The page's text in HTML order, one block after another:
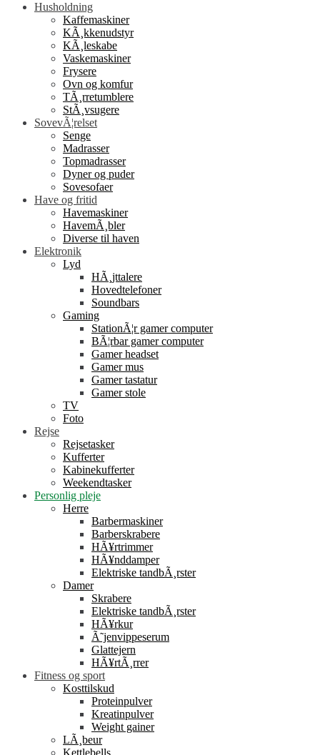
Husholdning
Kaffemaskiner
KÃ¸kkenudstyr
KÃ¸leskabe
Vaskemaskiner
Frysere
Ovn og komfur
TÃ¸rretumblere
StÃ¸vsugere
SovevÃ¦relset
Senge
Madrasser
Topmadrasser
Dyner og puder
Sovesofaer
Have og fritid
Havemaskiner
HavemÃ¸bler
Diverse til haven
Elektronik
Lyd
HÃ¸jttalere
Hovedtelefoner
Soundbars
Gaming
StationÃ¦r gamer computer
BÃ¦rbar gamer computer
Gamer headset
Gamer mus
Gamer tastatur
Gamer stole
TV
Foto
Rejse
Rejsetasker
Kufferter
Kabinekufferter
Weekendtasker
Personlig pleje
Herre
Barbermaskiner
Barberskrabere
HÃ¥rtrimmer
HÃ¥nddamper
Elektriske tandbÃ¸rster
Damer
Skrabere
Elektriske tandbÃ¸rster
HÃ¥rkur
Ã˜jenvippeserum
Glattejern
HÃ¥rtÃ¸rrer
Fitness og sport
Kosttilskud
Proteinpulver
Kreatinpulver
Weight gainer
LÃ¸beur